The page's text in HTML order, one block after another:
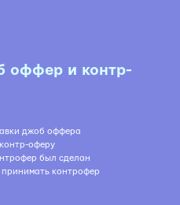
оффер и контр-
джоб оффера
оферу
был сделан
контрофер